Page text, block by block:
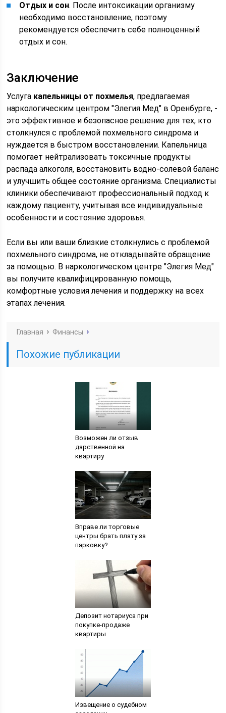
Отдых и сон. После интоксикации организму
необходимо восстановление, поэтому
рекомендуется обеспечить себе полноценный
отдых и сон.
Заключение
Услуга капельницы от похмелья, предлагаемая
наркологическим центром "Элегия Мед" в Оренбурге, -
это эффективное и безопасное решение для тех, кто
столкнулся с проблемой похмельного синдрома и
нуждается в быстром восстановлении. Капельница
помогает нейтрализовать токсичные продукты
распада алкоголя, восстановить водно-солевой баланс
и улучшить общее состояние организма. Специалисты
клиники обеспечивают профессиональный подход к
каждому пациенту, учитывая все индивидуальные
особенности и состояние здоровья.
Если вы или ваши близкие столкнулись с проблемой
похмельного синдрома, не откладывайте обращение
за помощью. В наркологическом центре "Элегия Мед"
вы получите квалифицированную помощь,
комфортные условия лечения и поддержку на всех
этапах лечения.
Главная Финансы
Похожие публикации
Возможен ли отзыв
дарственной на
квартиру
Вправе ли торговые
центры брать плату за
парковку?
Депозит нотариуса при
покупке-продаже
квартиры
Извещение о судебном